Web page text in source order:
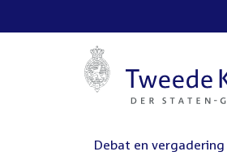
Debat en vergadering